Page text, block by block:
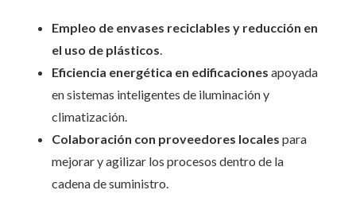
Empleo de envases reciclables y reducción en
el uso de plásticos.
Eficiencia energética en edificaciones apoyada
en sistemas inteligentes de iluminación y
climatización.
Colaboración con proveedores locales para
mejorar y agilizar los procesos dentro de la
cadena de suministro.